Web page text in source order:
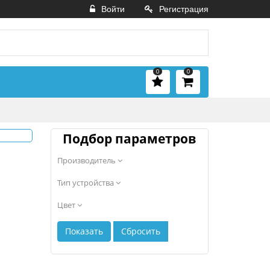
Войти Регистрация
0
0
Подбор параметров
Производитель
Тип устройства
Цвет